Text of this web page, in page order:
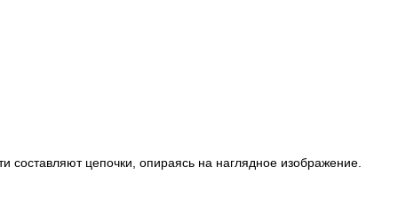
составляют цепочки, опираясь на наглядное изображение.